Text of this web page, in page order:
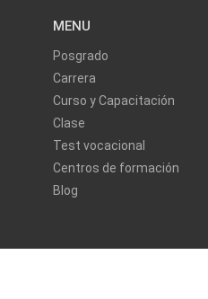
MENU
Posgrado
Carrera
Curso y Capacitación
Clase
Test vocacional
Centros de formación
Blog